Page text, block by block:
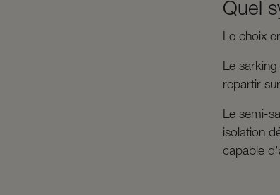
Quel
Le choix
Le
repartir
Le semi-
isolation
capable